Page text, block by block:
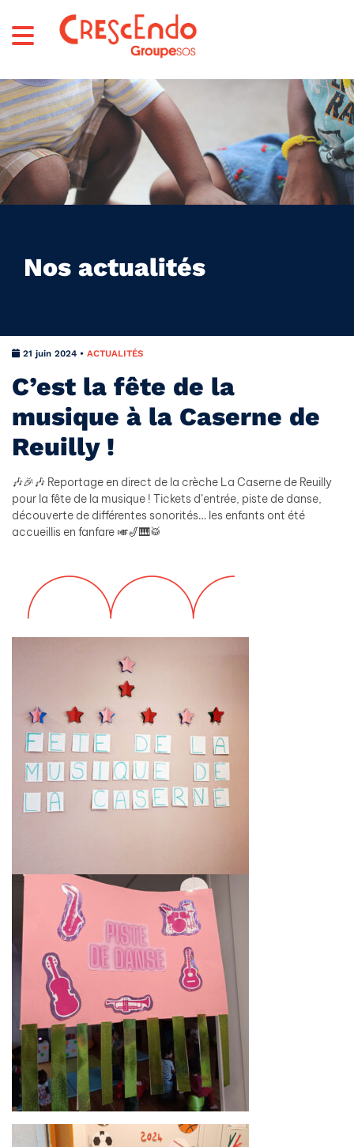
Nos actualités
21 juin 2024 • ACTUALITÉS
C’est la fête de la
musique à la Caserne de
Reuilly !
🎶🎉🎶 Reportage en direct de la crèche La Caserne de Reuilly
pour la fête de la musique ! Tickets d’entrée, piste de danse,
découverte de différentes sonorités… les enfants ont été
accueillis en fanfare 🎺🎷🎹🥁